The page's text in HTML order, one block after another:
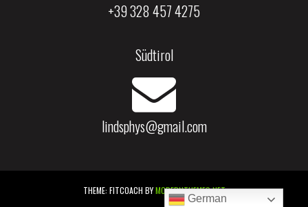
+39 328 457 4275
Südtirol
lindsphys@gmail.com
THEME: FITCOACH BYMODERNTHEMES.NET
German